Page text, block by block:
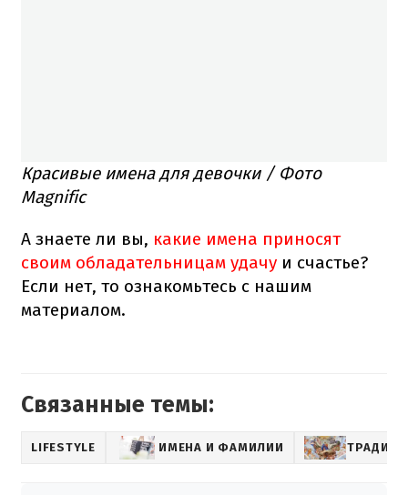
Красивые имена для девочки / Фото
Magnific
А знаете ли вы, какие имена приносят
своим обладательницам удачу и счастье?
Если нет, то ознакомьтесь с нашим
материалом.
Связанные темы:
LIFESTYLE ИМЕНА И ФАМИЛИИ